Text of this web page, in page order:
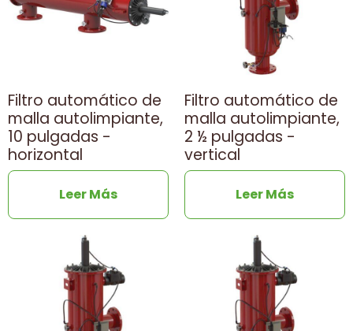
Filtro automático de
malla autolimpiante,
10 pulgadas -
horizontal
Leer Más
Filtro automático de
malla autolimpiante,
2 ½ pulgadas -
vertical
Leer Más